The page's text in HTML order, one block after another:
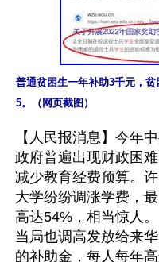
普通贫困生一年补助3千元，
5。（网页截图）
【人民报消息】今年
政府普遍出现财政困
减少教育经费预算。
大学纷纷调涨学费，
高达54%，相当惊人。
当局也调高发放给来
的补助金，每人每年